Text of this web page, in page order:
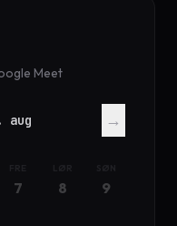
Meet
aug →
7 8 9